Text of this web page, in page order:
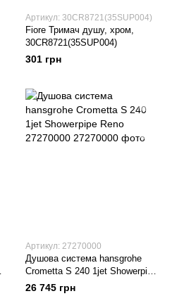
Артикул: 30CR8721(35SUP004)
Fiore Тримач душу, хром,
30CR8721(35SUP004)
301 грн
Артикул: 27270000
Душова система hansgrohe
Crometta S 240 1jet Showerpipe
Rеno 27270000
26 745 грн